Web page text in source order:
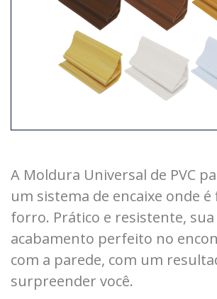
A Moldura Universal de PVC
um sistema de encaixe onde é
forro. Prático e resistente,
acabamento perfeito no
com a parede, com um
surpreender você.